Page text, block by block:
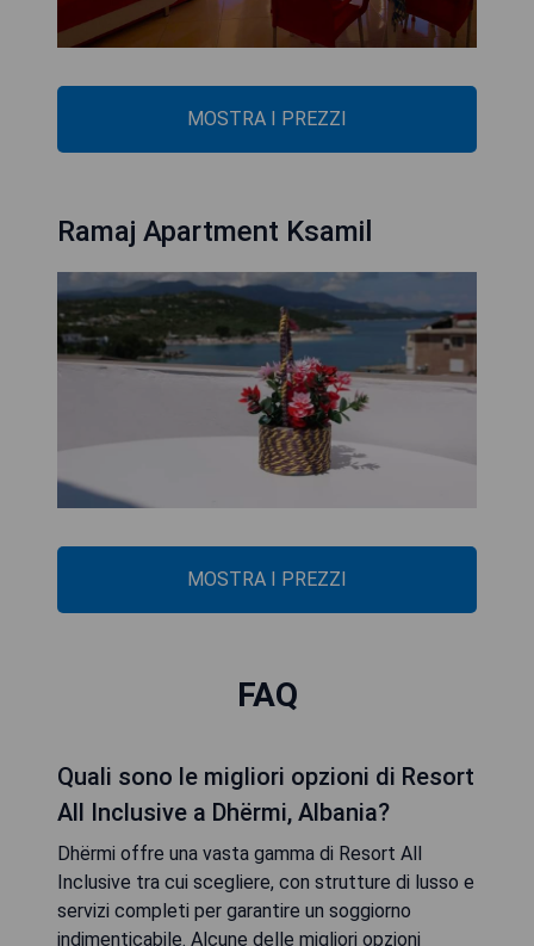
MOSTRA I PREZZI
Ramaj Apartment Ksamil
MOSTRA I PREZZI
FAQ
Quali sono le migliori opzioni di Resort
All Inclusive a Dhërmi, Albania?
Dhërmi offre una vasta gamma di Resort All
Inclusive tra cui scegliere, con strutture di lusso e
servizi completi per garantire un soggiorno
indimenticabile. Alcune delle migliori opzioni